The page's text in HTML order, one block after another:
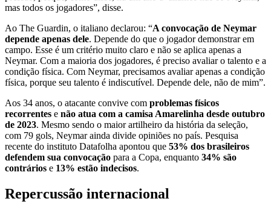
mas todos os jogadores”, disse.
Ao The Guardin, o italiano declarou: “A convocação de Neymar
depende apenas dele. Depende do que o jogador demonstrar em
campo. Esse é um critério muito claro e não se aplica apenas a
Neymar. Com a maioria dos jogadores, é preciso avaliar o talento e a
condição física. Com Neymar, precisamos avaliar apenas a condição
física, porque seu talento é indiscutível. Depende dele, não de mim”.
Aos 34 anos, o atacante convive com problemas físicos
recorrentes e não atua com a camisa Amarelinha desde outubro
de 2023. Mesmo sendo o maior artilheiro da história da seleção,
com 79 gols, Neymar ainda divide opiniões no país. Pesquisa
recente do instituto Datafolha apontou que 53% dos brasileiros
defendem sua convocação para a Copa, enquanto 34% são
contrários e 13% estão indecisos.
Repercussão internacional